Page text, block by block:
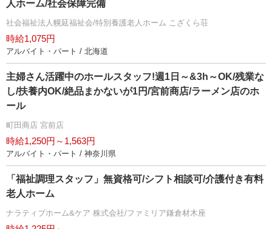
人ホーム/社会保障完備
社会福祉法人幌延福祉会/特別養護老人ホーム こざくら荘
時給1,075円
アルバイト・パート / 北海道
主婦さん活躍中のホールスタッフ!週1日～&3h～OK/残業な
し/扶養内OK/絶品まかないが1円/宮前商店/ラーメン店のホ
ール
町田商店 宮前店
時給1,250円～1,563円
アルバイト・パート / 神奈川県
「福祉調理スタッフ」無資格可/シフト相談可/介護付き有料
老人ホーム
ナラティブホーム&ケア 株式会社/ファミリア鎌倉材木座